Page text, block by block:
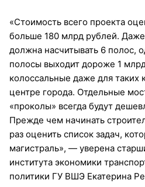
«Стоимость всего проекта
больше 180 млрд рублей.
должна насчитывать 6 полос,
полосы выходит дороже 1
колоссальные даже для таких
центре города. Отдельные
«проколы» всегда будут
Прежде чем начинать
раз оценить список задач,
магистраль», — уверена
института экономики
политики ГУ ВШЭ Екатерина